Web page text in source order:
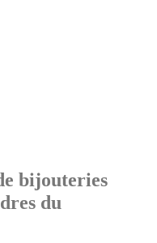
bijouteries
du